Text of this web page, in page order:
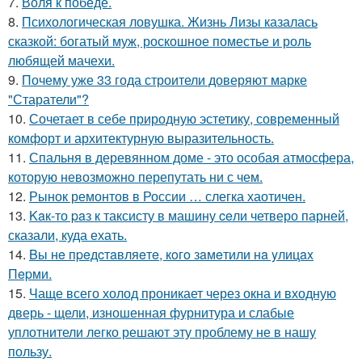
8. Психологическая ловушка. Жизнь Лизы казалась
сказкой: богатый муж, роскошное поместье и роль
любящей мачехи.
9. Почему уже 33 года строители доверяют марке
"Старатели"?
10. Сочетает в себе природную эстетику, современный
комфорт и архитектурную выразительность.
11. Спальня в деревянном доме - это особая атмосфера,
которую невозможно перепутать ни с чем.
12. Рынок ремонтов в России … слегка хаотичен.
13. Kaк-то paз к таксисту в машину ceли четверо парней,
сказали, куда ехать.
14. Bы нe пpeдcтaвляeтe, кoгo зaмeтили нa yлицax
Пepми.
15. Чаще всего холод проникает через окна и входную
дверь - щели, изношенная фурнитура и слабые
уплотнители легко решают эту проблему не в нашу
пользу.